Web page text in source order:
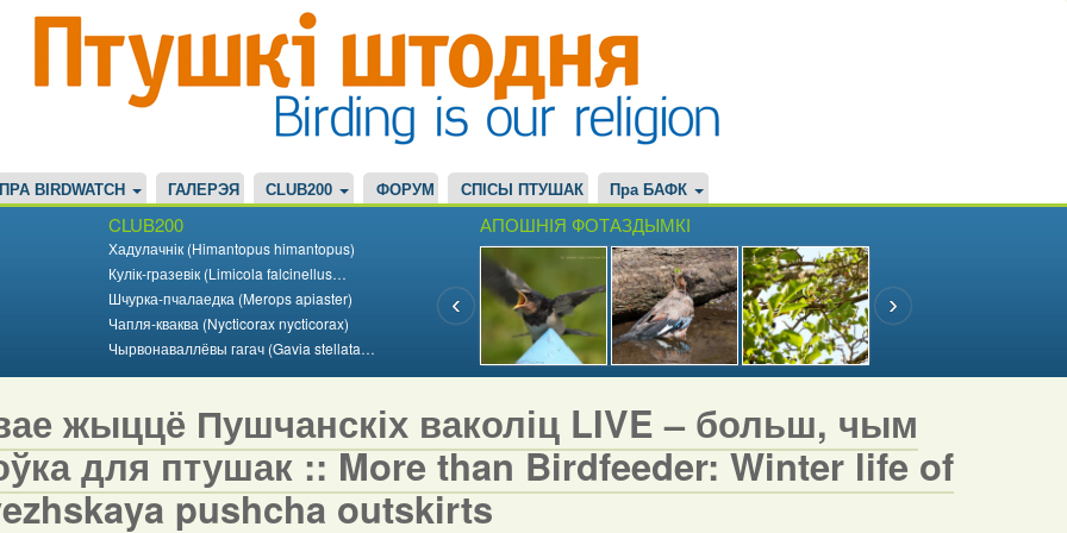
ПРА BIRDWATCH ГАЛЕРЭЯ CLUB200 ФОРУМ СПІСЫ ПТУШАК Пра БАФК
CLUB200
Хадулачнік (Himantopus himantopus)
Кулік-гразевік (Limicola falcinellus…
Шчурка-пчалаедка (Merops apiaster)
Чапля-кваква (Nycticorax nycticorax)
Чырвонаваллёвы гагач (Gavia stellata…
АПОШНІЯ ФОТАЗДЫМКІ
жыццё Пушчанскіх ваколіц LIVE – больш, чым
для птушак :: More than Birdfeeder: Winter life of
pushcha outskirts